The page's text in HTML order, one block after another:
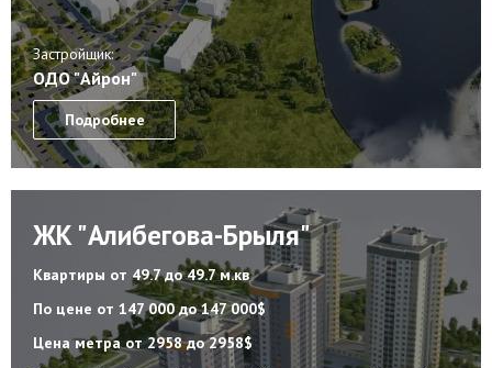
Застройщик:
ОДО "Айрон"
Подробнее
ЖК "Алибегова-Брыля"
Квартиры от 49.7 до 49.7 м.кв
По цене от 147 000 до 147 000$
Цена метраот 2958 до 2958$